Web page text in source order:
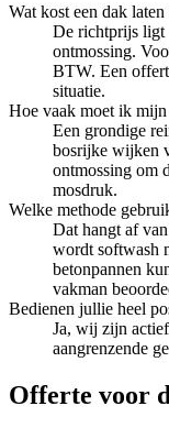
Wat kost een dak
De richtprijs ligt
ontmossing.
BTW. Een
situatie.
Hoe vaak moet ik
Een grondige
bosrijke wijken
ontmossing om
mosdruk.
Welke methode
Dat hangt af
wordt softwash
betonpannen
vakman
Bedienen jullie heel
Ja, wij zijn
aangrenzende
Offerte voor